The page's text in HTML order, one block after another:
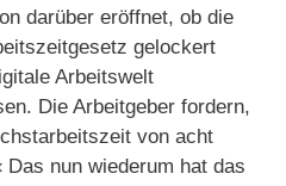
darüber eröffnet, ob die
gelockert
Arbeitswelt
Die Arbeitgeber fordern,
von acht
nun wiederum hat das